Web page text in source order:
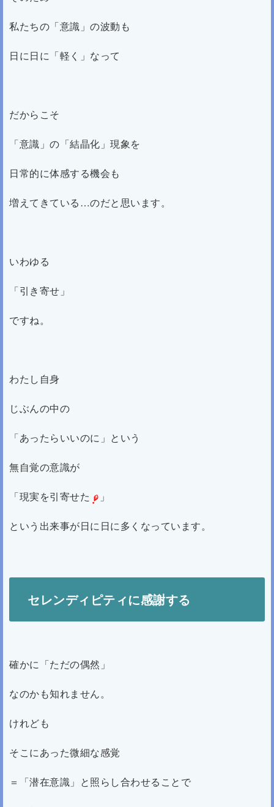
私たちの「意識」の波動も
日に日に「軽く」なって
だからこそ
「意識」の「結晶化」現象を
日常的に体感する機会も
増えてきている…のだと思います。
いわゆる
「引き寄せ」
ですね。
わたし自身
じぶんの中の
「あったらいいのに」という
無自覚の意識が
「現実を引寄せた 」
という出来事が日に日に多くなっています。
セレンディピティに感謝する
確かに「ただの偶然」
なのかも知れません。
けれども
そこにあった微細な感覚
＝「潜在意識」と照らし合わせることで